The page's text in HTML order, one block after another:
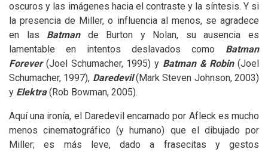
oscuros y las imágenes hacia el contraste y la síntesis. Y si
la presencia de Miller, o influencia al menos, se agradece
en las Batmande Burton y Nolan, su ausencia es
lamentable en intentos deslavados como Batman
Forever(Joel Schumacher, 1995) y Batman &Robin(Joel
Schumacher, 1997), Daredevil(Mark Steven Johnson, 2003)
y Elektra(Rob Bowman, 2005).
Aquí una ironía, el Daredevil encarnado por Afleck es mucho
menos cinematográfico (y humano) que el dibujado por
Miller; es más leve, dado a frasecitas y gestos